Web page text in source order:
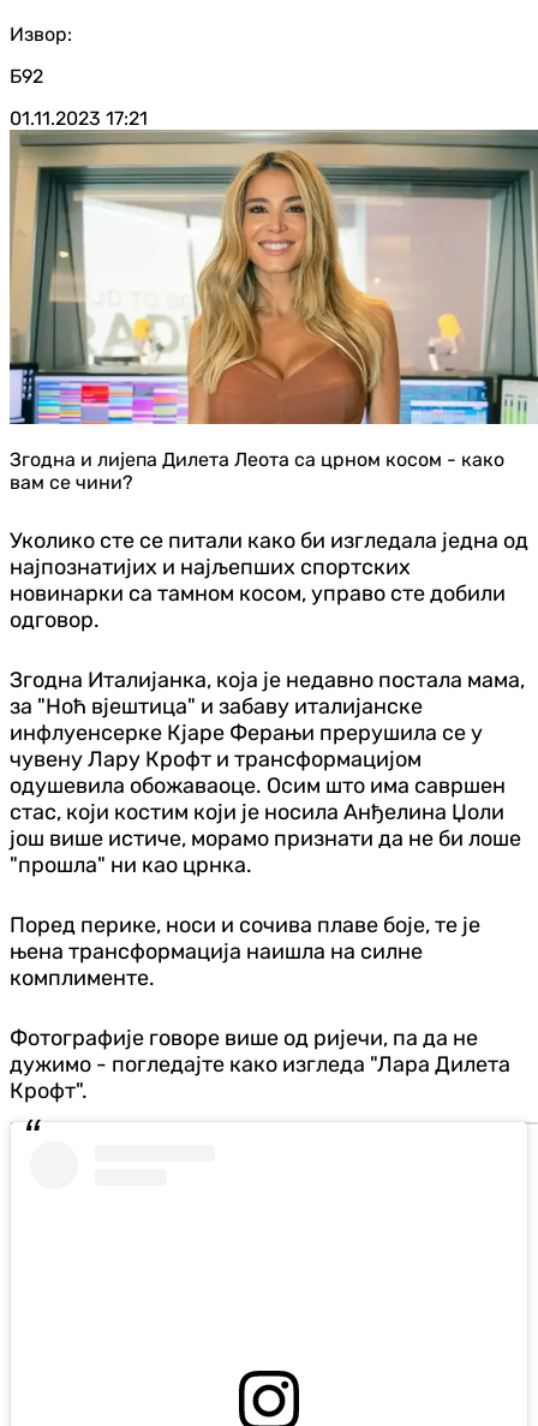
Извор:
Б92
01.11.2023 17:21
Згодна и лијепа Дилета Леота са црном косом - како
вам се чини?
Уколико сте се питали како би изгледала једна од
најпознатијих и најљепших спортских
новинарки са тамном косом, управо сте добили
одговор.
Згодна Италијанка, која је недавно постала мама,
за "Ноћ вјештица" и забаву италијанске
инфлуенсерке Кјаре Ферањи прерушила се у
чувену Лару Крофт и трансформацијом
одушевила обожаваоце. Осим што има савршен
стас, који костим који је носила Анђелина Џоли
још више истиче, морамо признати да не би лоше
"прошла" ни као црнка.
Поред перике, носи и сочива плаве боје, те је
њена трансформација наишла на силне
комплименте.
Фотографије говоре више од ријечи, па да не
дужимо - погледајте како изгледа "Лара Дилета
Крофт".